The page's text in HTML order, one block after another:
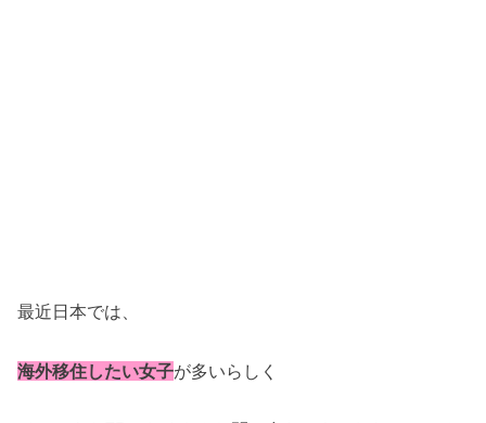
最近日本では、
海外移住したい女子が多いらしく